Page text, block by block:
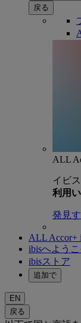
戻る
ALL
イビ
利用
発見
ALL Accor+
ibisへよう
ibisストア
追加で
EN
戻る